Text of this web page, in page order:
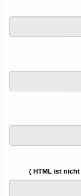
( HTML ist nicht